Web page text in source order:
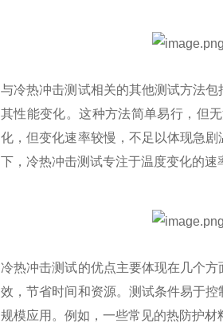
与冷热冲击测试相关的其他测试方法
其性能变化。这种方法简单易行，但
化，但变化速率较慢，不足以体现急
下，冷热冲击测试专注于温度变化的速
冷热冲击测试的优点主要体现在几个
效，节省时间和资源。测试条件易于
规模应用。例如，一些常见的热防护材